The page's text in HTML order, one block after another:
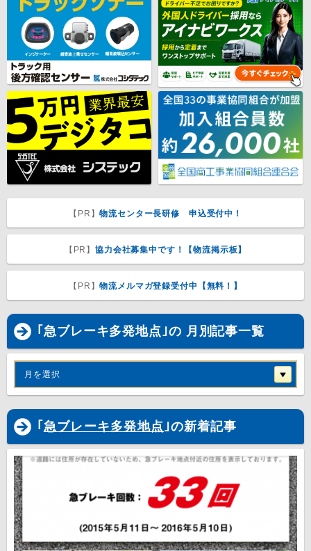
【PR】物流センター長研修 申込受付中！
【PR】協力会社募集中です！【物流掲示板】
【PR】物流メルマガ登録受付中【無料！】
｢急ブレーキ多発地点｣の 月別記事一覧
月を選択
｢ 急ブレーキ多発地点｣の新着記事